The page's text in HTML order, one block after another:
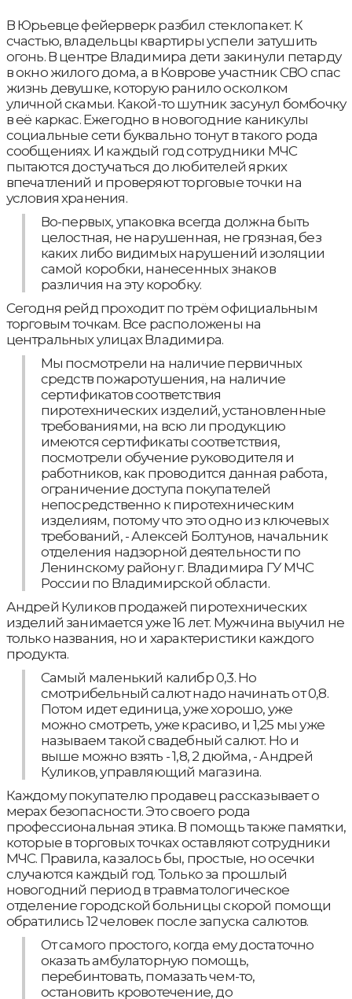
В Юрьевце фейерверк разбил стеклопакет. К
счастью, владельцы квартиры успели затушить
огонь. В центре Владимира дети закинули петарду
в окно жилого дома, а в Коврове участник СВО спас
жизнь девушке, которую ранило осколком
уличной скамьи. Какой-то шутник засунул бомбочку
в её каркас. Ежегодно в новогодние каникулы
социальные сети буквально тонут в такого рода
сообщениях. И каждый год сотрудники МЧС
пытаются достучаться до любителей ярких
впечатлений и проверяют торговые точки на
условия хранения.
Во-первых, упаковка всегда должна быть
целостная, не нарушенная, не грязная, без
каких либо видимых нарушений изоляции
самой коробки, нанесенных знаков
различия на эту коробку.
Сегодня рейд проходит по трём официальным
торговым точкам. Все расположены на
центральных улицах Владимира.
Мы посмотрели на наличие первичных
средств пожаротушения, на наличие
сертификатов соответствия
пиротехнических изделий, установленные
требованиями, на всю ли продукцию
имеются сертификаты соответствия,
посмотрели обучение руководителя и
работников, как проводится данная работа,
ограничение доступа покупателей
непосредственно к пиротехническим
изделиям, потому что это одно из ключевых
требований, - Алексей Болтунов, начальник
отделения надзорной деятельности по
Ленинскому району г. Владимира ГУ МЧС
России по Владимирской области.
Андрей Куликов продажей пиротехнических
изделий занимается уже 16 лет. Мужчина выучил не
только названия, но и характеристики каждого
продукта.
Самый маленький калибр 0,3. Но
смотрибельный салют надо начинать от 0,8.
Потом идет единица, уже хорошо, уже
можно смотреть, уже красиво, и 1,25 мы уже
называем такой свадебный салют. Но и
выше можно взять - 1,8, 2 дюйма, - Андрей
Куликов, управляющий магазина.
Каждому покупателю продавец рассказывает о
мерах безопасности. Это своего рода
профессиональная этика. В помощь также памятки,
которые в торговых точках оставляют сотрудники
МЧС. Правила, казалось бы, простые, но осечки
случаются каждый год. Только за прошлый
новогодний период в травматологическое
отделение городской больницы скорой помощи
обратились 12 человек после запуска салютов.
От самого простого, когда ему достаточно
оказать амбулаторную помощь,
перебинтовать, помазать чем-то,
остановить кровотечение, до